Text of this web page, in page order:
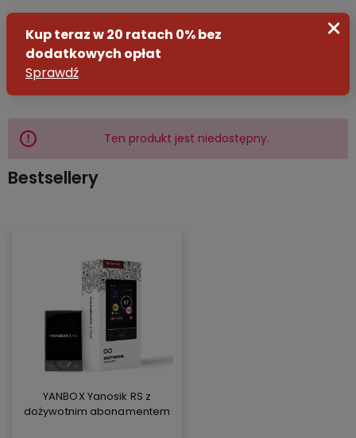
Zaloguj się
Ten produkt jest niedostępny.
Bestsellery
YANBOX Yanosik RS z
dożywotnim abonamentem